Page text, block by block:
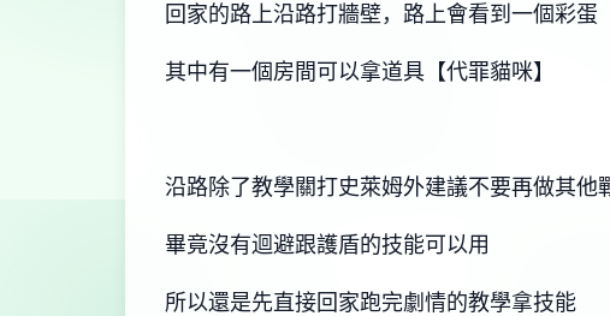
回家的路上沿路打牆壁，路上會看到一個彩蛋
其中有一個房間可以拿道具【代罪貓咪】
沿路除了教學關打史萊姆外建議不要再做其他
畢竟沒有迴避跟護盾的技能可以用
所以還是先直接回家跑完劇情的教學拿技能